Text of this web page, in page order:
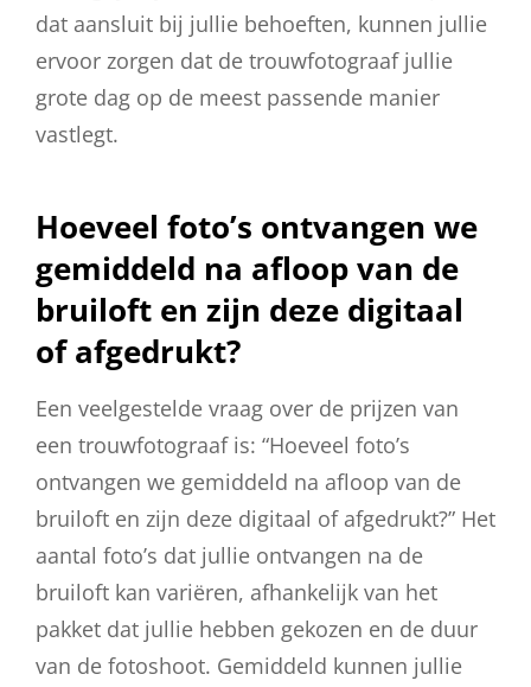
dat aansluit bij jullie behoeften, kunnen jullie
ervoor zorgen dat de trouwfotograaf jullie
grote dag op de meest passende manier
vastlegt.
Hoeveel foto’s ontvangen we
gemiddeld na afloop van de
bruiloft en zijn deze digitaal
of afgedrukt?
Een veelgestelde vraag over de prijzen van
een trouwfotograaf is: “Hoeveel foto’s
ontvangen we gemiddeld na afloop van de
bruiloft en zijn deze digitaal of afgedrukt?” Het
aantal foto’s dat jullie ontvangen na de
bruiloft kan variëren, afhankelijk van het
pakket dat jullie hebben gekozen en de duur
van de fotoshoot. Gemiddeld kunnen jullie